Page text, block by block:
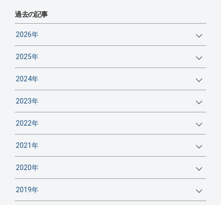
過去の記事
2026年
2025年
2024年
2023年
2022年
2021年
2020年
2019年